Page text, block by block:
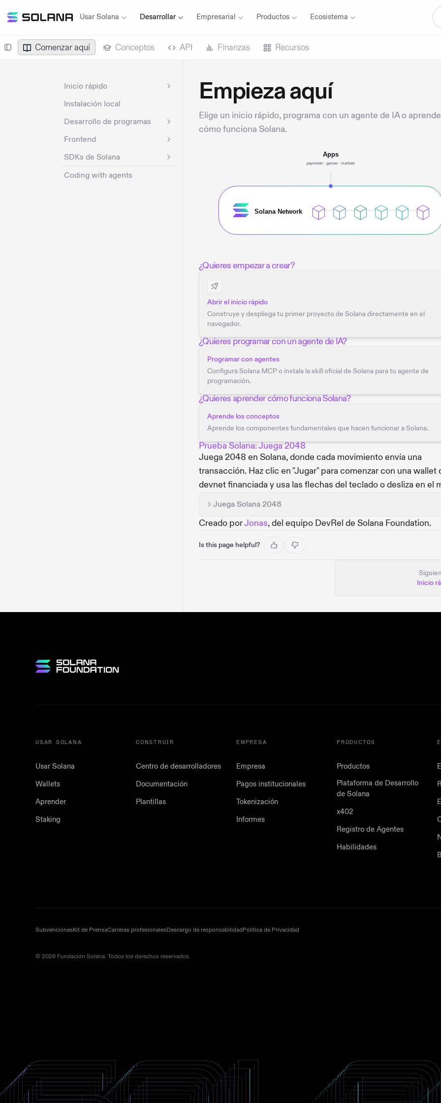
Usar Solana Desarrollar Empresarial Productos Ecosistema
Comenzar aquí Conceptos API Finanzas Recursos
Inicio rápido
Instalación local
Desarrollo de programas
Frontend
SDKs de Solana
Coding with agents
Empieza aquí
Elige un inicio rápido, programa con un agente de IA o aprende
cómo funciona Solana.
¿Quieres empezar a crear?
Abrir el inicio rápido
Construye y despliega tu primer proyecto de Solana directamente en el
navegador.
¿Quieres programar con un agente de IA?
Programar con agentes
Configura Solana MCP o instala la skill oficial de Solana para tu agente de
programación.
¿Quieres aprender cómo funciona Solana?
Aprende los conceptos
Aprende los componentes fundamentales que hacen funcionar a Solana.
Prueba Solana: Juega 2048
Juega 2048 en Solana, donde cada movimiento envía una
transacción. Haz clic en "Jugar" para comenzar con una wallet
devnet financiada y usa las flechas del teclado o desliza en el
Juega Solana 2048
Creado porJonas, del equipo DevRel de Solana Foundation.
Is this page helpful?
Inicio
USAR SOLANA
Usar Solana
Wallets
Aprender
Staking
CONSTRUIR
Centro de desarrolladores
Documentación
Plantillas
EMPRESA
Empresa
Pagos institucionales
Tokenización
Informes
PRODUCTOS
Productos
Plataforma de Desarrollo
de Solana
x402
Registro de Agentes
Habilidades
SubvencionesKit de PrensaCarreras profesionalesDescargo de responsabilidadPolítica de Privacidad
© 2026 Fundación Solana. Todos los derechos reservados.